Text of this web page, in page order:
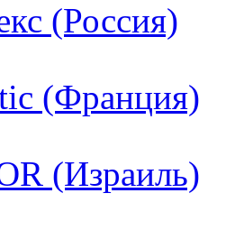
(Россия)
(Франция)
(Израиль)